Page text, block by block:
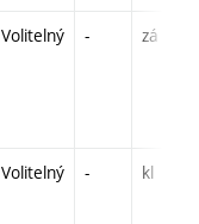
Volitelný - zá
Volitelný - kl